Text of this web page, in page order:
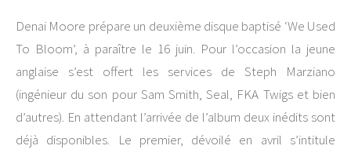
Denai Moore prépare un deuxième disque baptisé ‘We Used
To Bloom’, à paraître le 16 juin. Pour l’occasion la jeune
anglaise s’est offert les services de Steph Marziano
(ingénieur du son pour Sam Smith, Seal, FKA Twigs et bien
d’autres). En attendant l’arrivée de l’album deux inédits sont
déjà disponibles. Le premier, dévoilé en avril s’intitule